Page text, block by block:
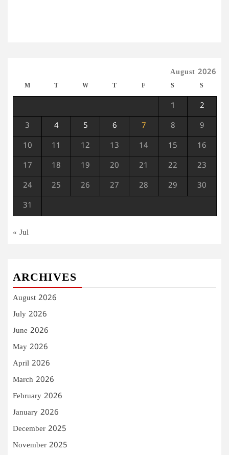
August 2026
M T W T F S S
1 2
3 4 5 6 7 8 9
10 11 12 13 14 15 16
17 18 19 20 21 22 23
24 25 26 27 28 29 30
31
« Jul
ARCHIVES
August 2026
July 2026
June 2026
May 2026
April 2026
March 2026
February 2026
January 2026
December 2025
November 2025